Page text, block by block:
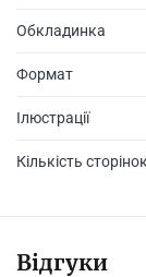
Обкладинка
Формат
Ілюстрації
Кількість
Відгуки